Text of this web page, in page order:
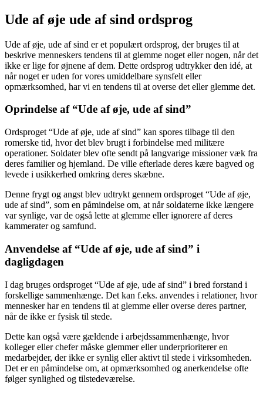
Ude af øje ude af sind ordsprog
Ude af øje, ude af sind er et populært ordsprog, der bruges til at
beskrive menneskers tendens til at glemme noget eller nogen, når det
ikke er lige for øjnene af dem. Dette ordsprog udtrykker den idé, at
når noget er uden for vores umiddelbare synsfelt eller
opmærksomhed, har vi en tendens til at overse det eller glemme det.
Oprindelse af “Ude af øje, ude af sind”
Ordsproget “Ude af øje, ude af sind” kan spores tilbage til den
romerske tid, hvor det blev brugt i forbindelse med militære
operationer. Soldater blev ofte sendt på langvarige missioner væk fra
deres familier og hjemland. De ville efterlade deres kære bagved og
levede i usikkerhed omkring deres skæbne.
Denne frygt og angst blev udtrykt gennem ordsproget “Ude af øje,
ude af sind”, som en påmindelse om, at når soldaterne ikke længere
var synlige, var de også lette at glemme eller ignorere af deres
kammerater og samfund.
Anvendelse af “Ude af øje, ude af sind” i
dagligdagen
I dag bruges ordsproget “Ude af øje, ude af sind” i bred forstand i
forskellige sammenhænge. Det kan f.eks. anvendes i relationer, hvor
mennesker har en tendens til at glemme eller overse deres partner,
når de ikke er fysisk til stede.
Dette kan også være gældende i arbejdssammenhænge, hvor
kolleger eller chefer måske glemmer eller underprioriterer en
medarbejder, der ikke er synlig eller aktivt til stede i virksomheden.
Det er en påmindelse om, at opmærksomhed og anerkendelse ofte
følger synlighed og tilstedeværelse.